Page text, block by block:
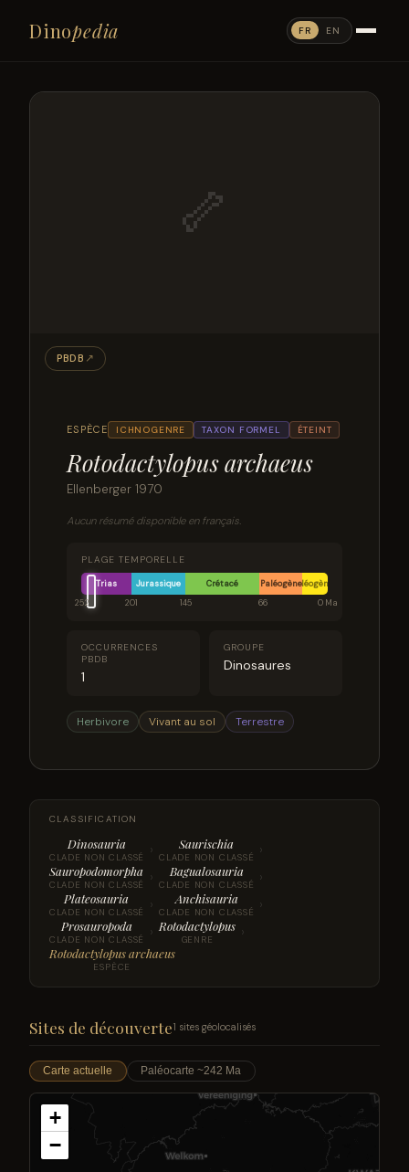
Dinopedia FR EN
ESPÈCE ICHNOGENRE TAXON FORMEL ÉTEINT
Rotodactylopus archaeus
Ellenberger 1970
Aucun résumé disponible en français.
PLAGE TEMPORELLE
Trias Jurassique Crétacé PaléogèneNéogène
252
201 145 66 0 Ma
OCCURRENCES
PBDB
1
GROUPE
Dinosaures
Herbivore Vivant au sol Terrestre
🦴
PBDB ↗
CLASSIFICATION
Dinosauria
CLADE NON CLASSÉ › Saurischia
CLADE NON CLASSÉ ›
Sauropodomorpha
CLADE NON CLASSÉ › Bagualosauria
CLADE NON CLASSÉ ›
Plateosauria
CLADE NON CLASSÉ › Anchisauria
CLADE NON CLASSÉ ›
Prosauropoda
CLADE NON CLASSÉ › Rotodactylopus
GENRE ›
Rotodactylopus archaeus
ESPÈCE
Sites de découverte1 sites géolocalisés
Carte actuelle Paléocarte ~242 Ma
+
−